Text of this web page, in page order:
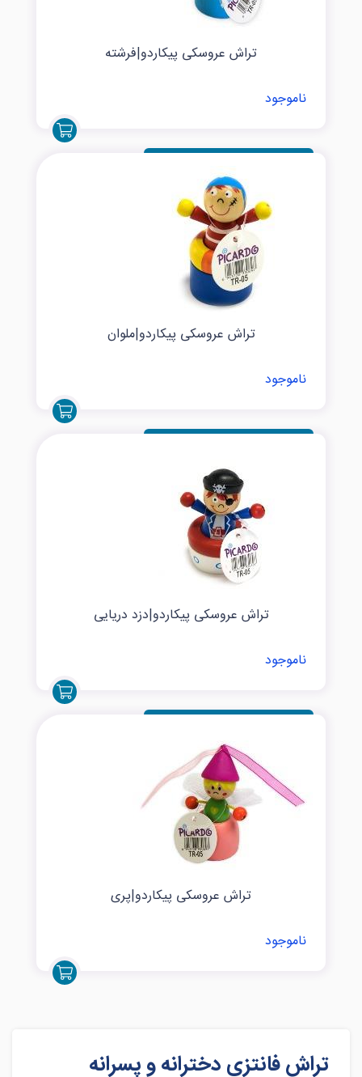
تراش عروسکی پیکاردو|فرشته
ناموجود
تراش عروسکی پیکاردو|ملوان
ناموجود
تراش عروسکی پیکاردو|دزد دریایی
ناموجود
تراش عروسکی پیکاردو|پری
ناموجود
تراش فانتزی دخترانه و پسرانه